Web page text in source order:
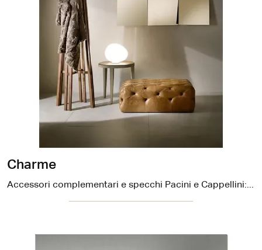
Charme
Accessori complementari e specchi Pacini e Cappellini: scopri come impreziosire i tuoi spazi design con il modello Charme.